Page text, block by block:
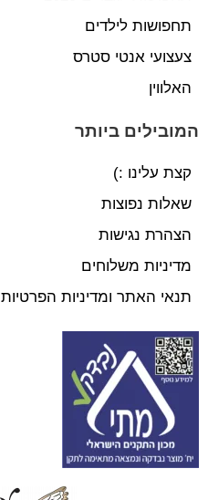
תחפושות לילדים
צעצועי אנטי סטרס
האלווין
המובילים ביותר
קצת עלינו :)
שאלות נפוצות
הצהרת נגישות
מדיניות משלוחים
תנאי האתר ומדיניות הפרטיות